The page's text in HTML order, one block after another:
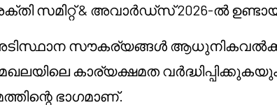
സമിറ്റ് & അവാർഡ്സ് 2026-ൽ
അടിസ്ഥാന സൗകര്യങ്ങൾ
കാര്യക്ഷമത
ഭാഗമാണ്.